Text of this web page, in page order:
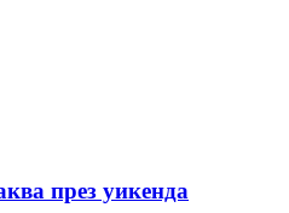
през уикенда